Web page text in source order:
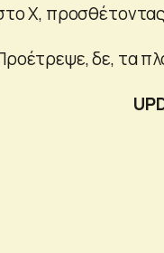
X,
δε, τα